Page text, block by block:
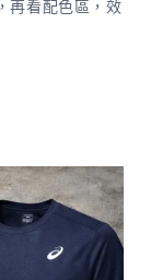
再看配色區，效